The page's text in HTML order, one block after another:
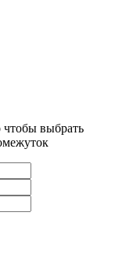
чтобы выбрать